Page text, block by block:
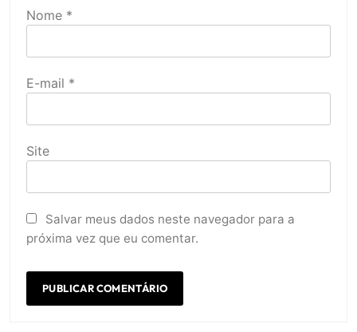
Nome *
E-mail *
Site
Salvar meus dados neste navegador para a
próxima vez que eu comentar.